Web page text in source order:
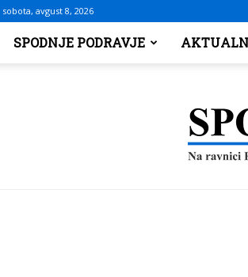
sobota, avgust 8, 2026
SPODNJE PODRAVJE